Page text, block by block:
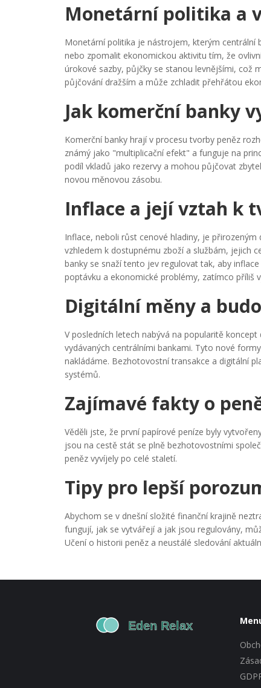
Monetární politika a
Monetární politika je nástrojem, kterým centrální
nebo zpomalit ekonomickou aktivitu tím, že
úrokové sazby, půjčky se stanou levnějšími, což
půjčování dražším a může zchladit přehřátou
Jak komerční banky
Komerční banky hrají v procesu tvorby peněz
známý jako "multiplicační efekt" a funguje na
podíl vkladů jako rezervy a mohou půjčovat
novou měnovou zásobu.
Inflace a její vztah k
Inflace, neboli růst cenové hladiny, je
vzhledem k dostupnému zboží a službám, jejich
banky se snaží tento jev regulovat tak, aby
poptávku a ekonomické problémy, zatímco příliš
Digitální měny a
V posledních letech nabývá na popularitě
vydávaných centrálními bankami. Tyto nové
nakládáme. Bezhotovostní transakce a digitální
systémů.
Zajímavé fakty o
Věděli jste, že první papírové peníze byly
jsou na cestě stát se plně bezhotovostními
peněz vyvíjely po celé staletí.
Tipy pro lepší
Abychom se v dnešní složité finanční krajině
fungují, jak se vytvářejí a jak jsou regulovány,
Učení o historii peněz a neustálé sledování